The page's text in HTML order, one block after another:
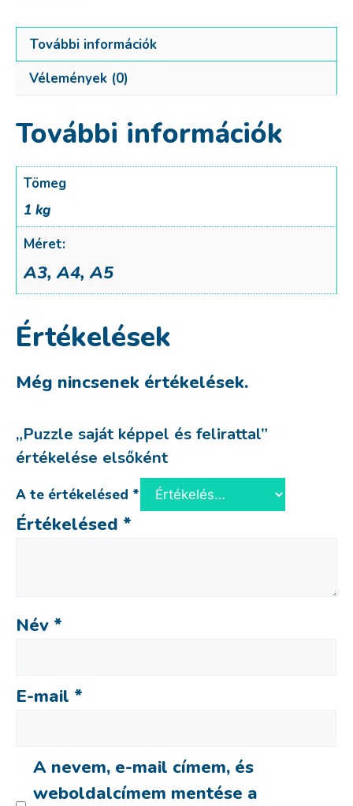
További információk
Vélemények (0)
További információk
Tömeg
1 kg
Méret:
A3, A4, A5
Értékelések
Még nincsenek értékelések.
„Puzzle saját képpel és felirattal”
értékelése elsőként
A te értékelésed *
Értékelésed *
Név *
E-mail *
A nevem, e-mail címem, és
weboldalcímem mentése a